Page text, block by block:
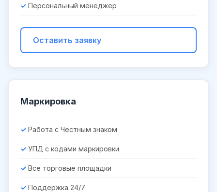
Персональный менеджер
Оставить заявку
Маркировка
Работа с Честным знаком
УПД с кодами маркировки
Все торговые площадки
Поддержка 24/7